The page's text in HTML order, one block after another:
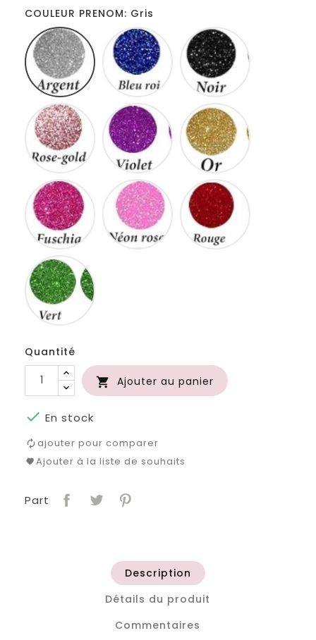
COULEUR PRENOM: Gris
Rose
gold
Violet
Fuschia
Neon
rose
Quantité
 Ajouter au panier
 En stock
ajouter pour comparer
Ajouter à la liste de souhaits
Part
Description
Détails du produit
Commentaires